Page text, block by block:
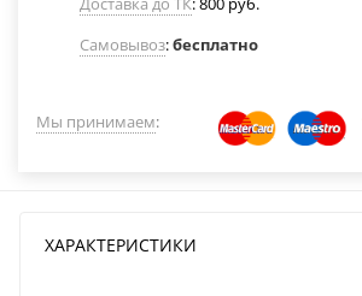
Самовывоз:бесплатно
Мы принимаем:
ХАРАКТЕРИСТИКИ